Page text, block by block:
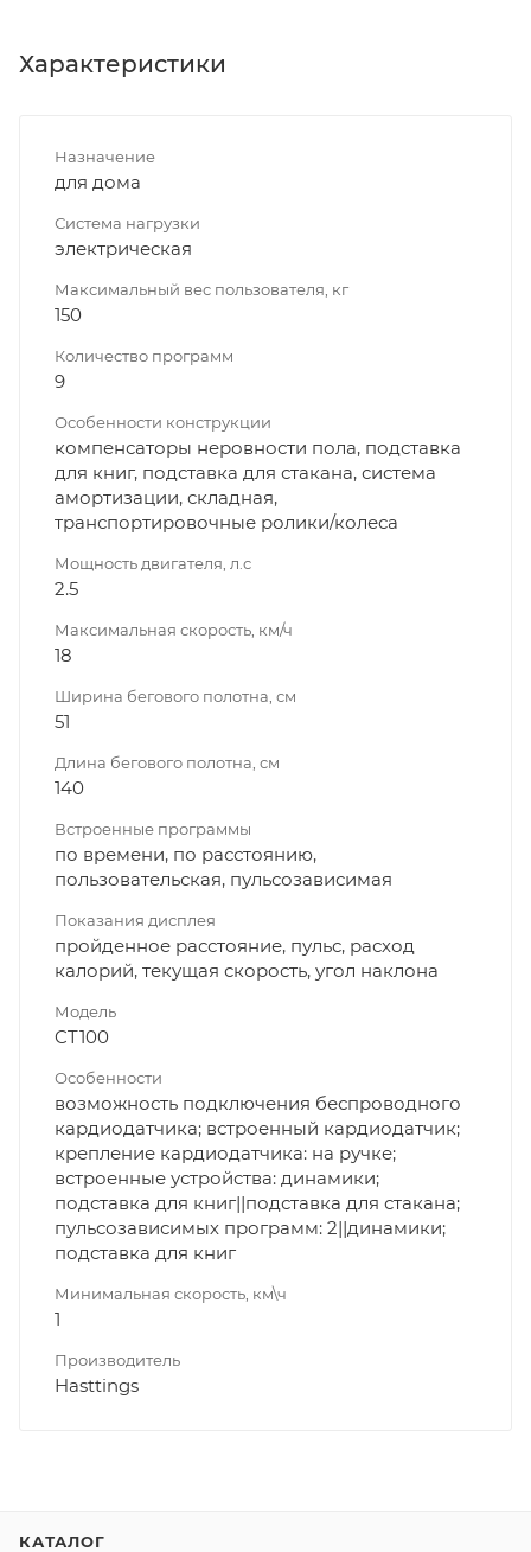
Характеристики
Назначение
для дома
Система нагрузки
электрическая
Максимальный вес пользователя, кг
150
Количество программ
9
Особенности конструкции
компенсаторы неровности пола, подставка
для книг, подставка для стакана, система
амортизации, складная,
транспортировочные ролики/колеса
Мощность двигателя, л.с
2.5
Максимальная скорость, км/ч
18
Ширина бегового полотна, см
51
Длина бегового полотна, см
140
Встроенные программы
по времени, по расстоянию,
пользовательская, пульсозависимая
Показания дисплея
пройденное расстояние, пульс, расход
калорий, текущая скорость, угол наклона
Модель
CT100
Особенности
возможность подключения беспроводного
кардиодатчика; встроенный кардиодатчик;
крепление кардиодатчика: на ручке;
встроенные устройства: динамики;
подставка для книг||подставка для стакана;
пульсозависимых программ: 2||динамики;
подставка для книг
Минимальная скорость, км\ч
1
Производитель
Hasttings
КАТАЛОГ